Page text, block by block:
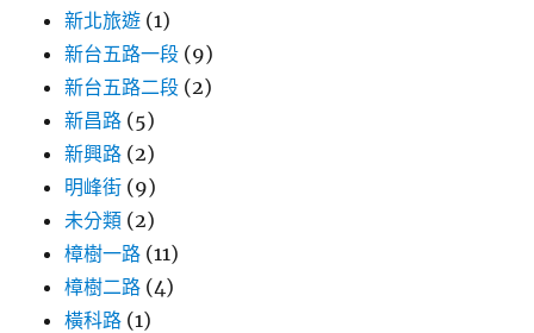
新北旅遊 (1)
新台五路一段 (9)
新台五路二段 (2)
新昌路 (5)
新興路 (2)
明峰街 (9)
未分類 (2)
樟樹一路 (11)
樟樹二路 (4)
橫科路 (1)